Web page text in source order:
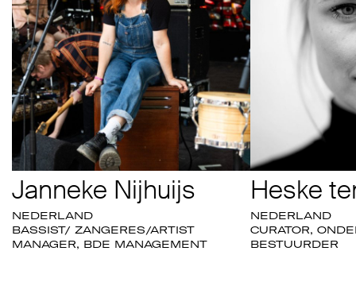
Janneke Nijhuijs
NEDERLAND
BASSIST/ ZANGERES/ARTIST
MANAGER, BDE MANAGEMENT
Heske
NEDERLAND
CURATOR,
BESTUURDER